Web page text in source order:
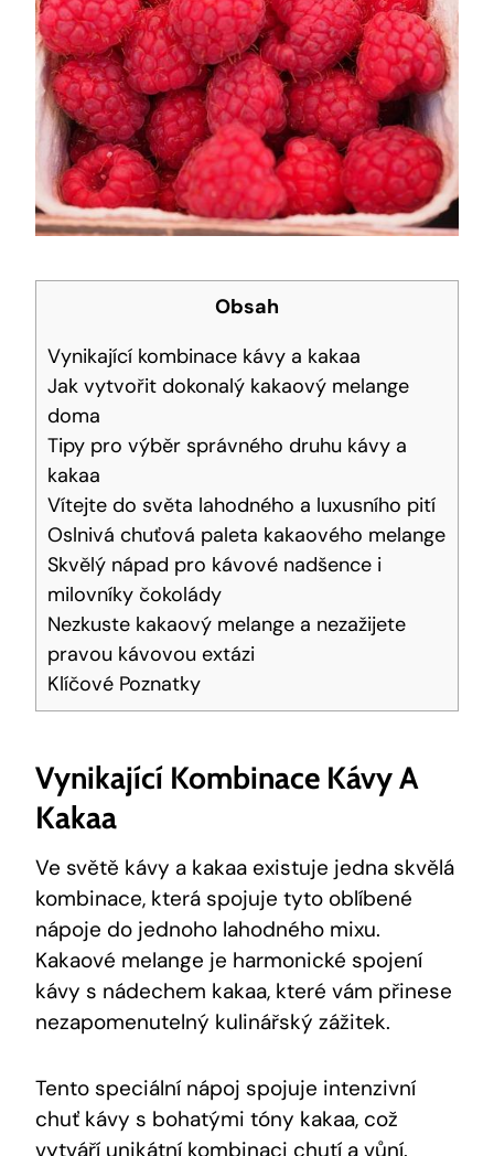
Obsah
Vynikající ⁢kombinace kávy a‌ kakaa
Jak vytvořit dokonalý kakaový melange
doma
Tipy pro‍ výběr správného ⁣druhu ‌kávy a⁤
kakaa
Vítejte do světa lahodného a luxusního pití
Oslnivá chuťová paleta kakaového melange
Skvělý nápad pro kávové nadšence i
milovníky čokolády
Nezkuste kakaový ​melange a nezažijete
pravou kávovou extázi
Klíčové Poznatky
Vynikající ⁢kombinace Kávy A‌
Kakaa
Ve světě kávy a ​kakaa existuje jedna skvělá⁣
kombinace,⁣ která spojuje tyto oblíbené
nápoje do jednoho lahodného mixu.
Kakaové melange je harmonické spojení
⁣kávy s nádechem kakaa, které vám přinese
nezapomenutelný kulinářský zážitek.
Tento speciální nápoj⁤ spojuje intenzivní
chuť kávy s ⁢bohatými tóny kakaa, což
‍vytváří​ unikátní ⁣kombinaci chutí a vůní.